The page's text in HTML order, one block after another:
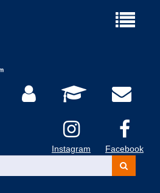
Menü
Instagram Facebook
Kurse
suchen